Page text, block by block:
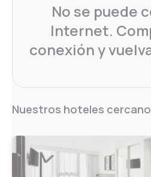
No se puede
Internet.
conexión y
Nuestros hoteles